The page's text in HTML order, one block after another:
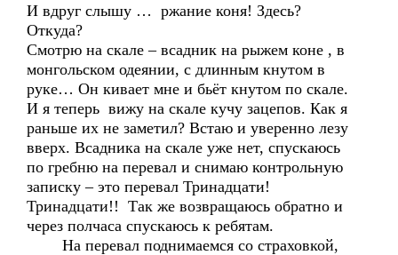
И вдруг слышу … ржание коня! Здесь?
Откуда?
Смотрю на скале – всадник на рыжем коне , в
монгольском одеянии, с длинным кнутом в
руке… Он кивает мне и бьёт кнутом по скале.
И я теперь вижу на скале кучу зацепов. Как я
раньше их не заметил? Встаю и уверенно лезу
вверх. Всадника на скале уже нет, спускаюсь
по гребню на перевал и снимаю контрольную
записку – это перевал Тринадцати!
Тринадцати!! Так же возвращаюсь обратно и
через полчаса спускаюсь к ребятам.
На перевал поднимаемся со страховкой,